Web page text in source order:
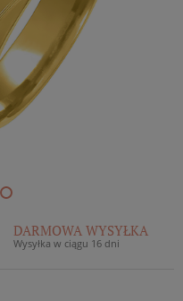
DARMOWA WYSYŁKA
Wysyłka w ciągu 16 dni